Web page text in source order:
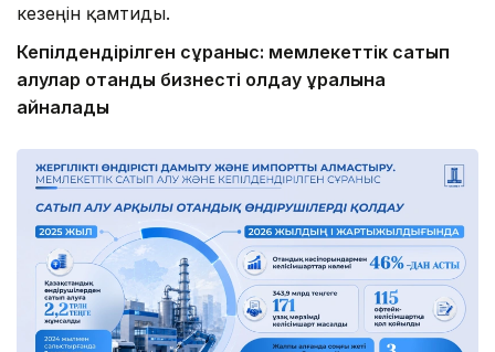
кезеңін қамтиды.
Кепілдендірілген сұраныс: мемлекеттік сатып
алулар отандық бизнесті қолдау құралына
айналады